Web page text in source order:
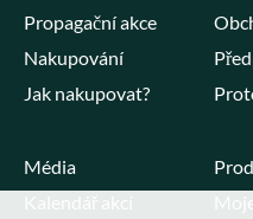
Propagační akce
Nakupování
Jak nakupovat?
Média
Kalendář akcí